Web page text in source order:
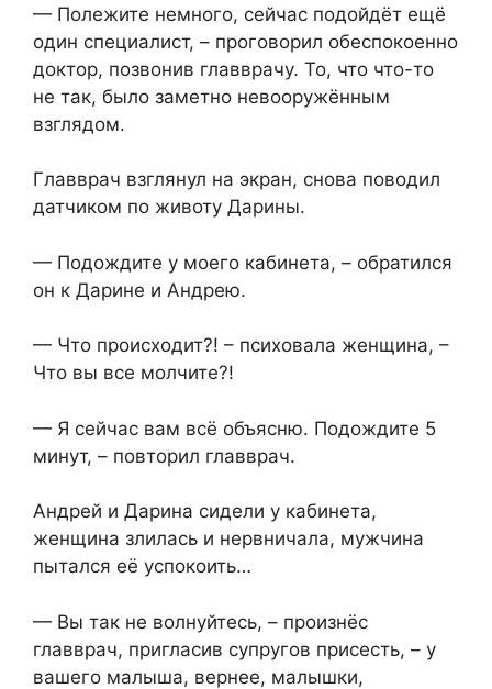
— Полежите немного, сейчас подойдёт ещё
один специалист, – проговорил обеспокоенно
доктор, позвонив главврачу. То, что что-то
не так, было заметно невооружённым
взглядом.
Главврач взглянул на экран, снова поводил
датчиком по животу Дарины.
— Подождите у моего кабинета, – обратился
он к Дарине и Андрею.
— Что происходит?! – психовала женщина, –
Что вы все молчите?!
— Я сейчас вам всё объясню. Подождите 5
минут, – повторил главврач.
Андрей и Дарина сидели у кабинета,
женщина злилась и нервничала, мужчина
пытался её успокоить…
— Вы так не волнуйтесь, – произнёс
главврач, пригласив супругов присесть, – у
вашего малыша, вернее, малышки,